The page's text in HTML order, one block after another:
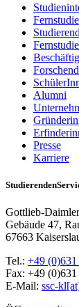
Alumni
Presse
Karriere
Gottlieb-
Gebäude 47,
67663
Tel.: +49 (0)631
Fax: +49
E-Mail: ssc-